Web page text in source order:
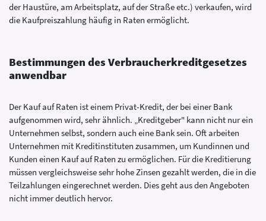
der Haustüre, am Arbeitsplatz, auf der Straße etc.) verkaufen, wird
die Kaufpreiszahlung häufig in Raten ermöglicht.
Bestimmungen des Verbraucherkreditgesetzes
anwendbar
Der Kauf auf Raten ist einem Privat-Kredit, der bei einer Bank
aufgenommen wird, sehr ähnlich. „Kreditgeber" kann nicht nur ein
Unternehmen selbst, sondern auch eine Bank sein. Oft arbeiten
Unternehmen mit Kreditinstituten zusammen, um Kundinnen und
Kunden einen Kauf auf Raten zu ermöglichen. Für die Kreditierung
müssen vergleichsweise sehr hohe Zinsen gezahlt werden, die in die
Teilzahlungen eingerechnet werden. Dies geht aus den Angeboten
nicht immer deutlich hervor.